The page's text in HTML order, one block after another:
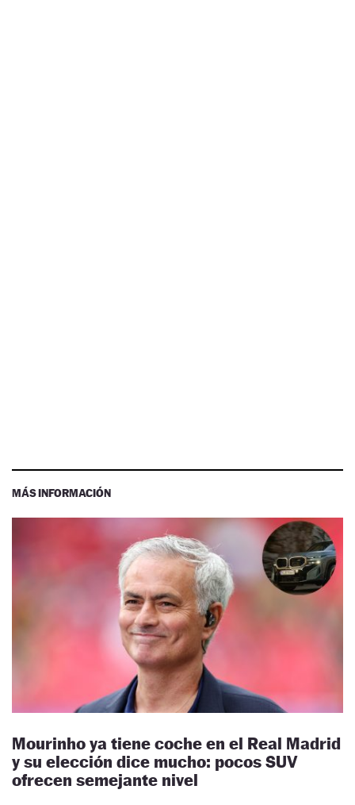
MÁS INFORMACIÓN
Mourinho ya tiene coche en el Real Madrid
y su elección dice mucho: pocos SUV
ofrecen semejante nivel